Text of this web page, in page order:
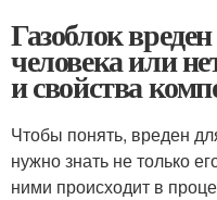
Газоблок
человека или
и свойства
Чтобы понять, вреден
нужно знать не только
ними происходит в